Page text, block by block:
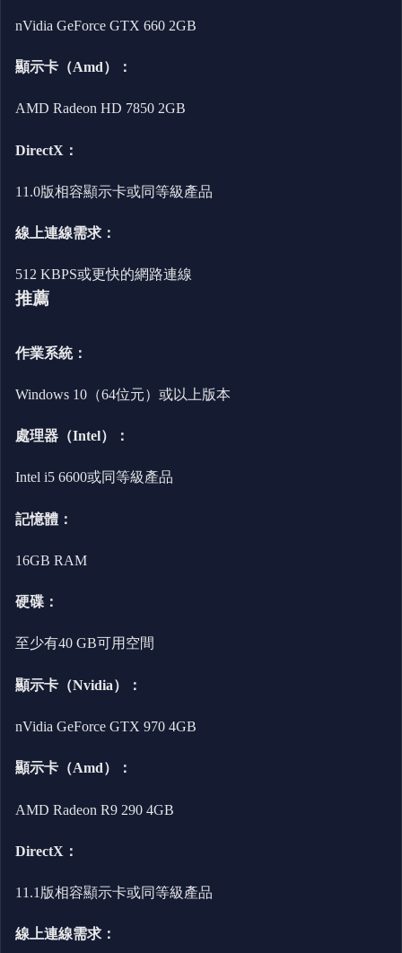
nVidia GeForce GTX 660 2GB
顯示卡（Amd）：
AMD Radeon HD 7850 2GB
DirectX：
11.0版相容顯示卡或同等級產品
線上連線需求：
512 KBPS或更快的網路連線
推薦
作業系統：
Windows 10（64位元）或以上版本
處理器（Intel）：
Intel i5 6600或同等級產品
記憶體：
16GB RAM
硬碟：
至少有40 GB可用空間
顯示卡（Nvidia）：
nVidia GeForce GTX 970 4GB
顯示卡（Amd）：
AMD Radeon R9 290 4GB
DirectX：
11.1版相容顯示卡或同等級產品
線上連線需求：